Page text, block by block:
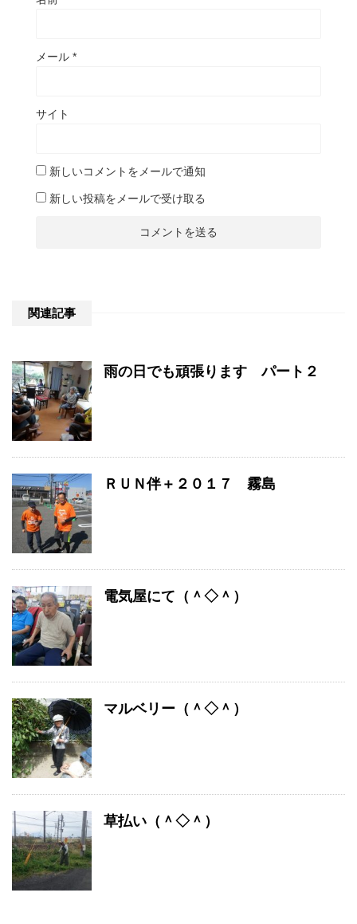
メール *
サイト
新しいコメントをメールで通知
新しい投稿をメールで受け取る
関連記事
雨の日でも頑張ります パート２
ＲＵＮ伴＋２０１７ 霧島
電気屋にて（＾◇＾）
マルベリー（＾◇＾）
草払い（＾◇＾）